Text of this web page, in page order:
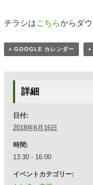
チラシはこちらからダ
+ GOOGLE カレンダー +
詳細
日付:
2018年6月16日
時間:
13:30 - 16:00
イベントカテゴリー: